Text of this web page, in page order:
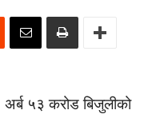
५३ करोड बिजुलीको